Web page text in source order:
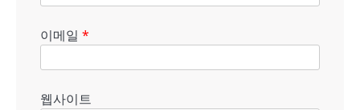
이메일 *
웹사이트